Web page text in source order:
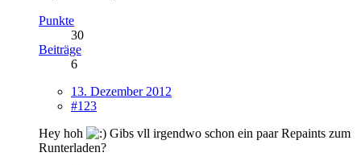
Punkte
30
Beiträge
6
13. Dezember 2012
#123
Hey hoh
Gibs vll irgendwo schon ein paar Repaints zum
Runterladen?